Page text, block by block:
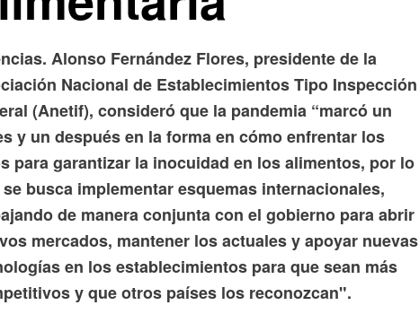
Alonso Fernández Flores, presidente de la
Nacional de Establecimientos Tipo Inspección
(Anetif), consideró que la pandemia “marcó un
y un después en la forma en cómo enfrentar los
para garantizar la inocuidad en los alimentos, por lo
busca implementar esquemas internacionales,
de manera conjunta con el gobierno para abrir
mercados, mantener los actuales y apoyar nuevas
en los establecimientos para que sean más
y que otros países los reconozcan".